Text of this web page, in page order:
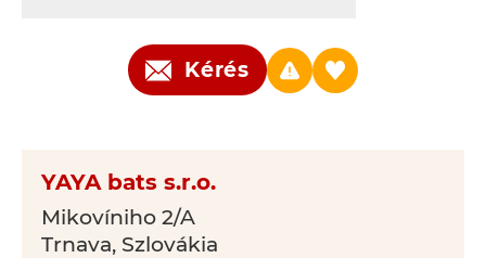
Kérés
YAYA bats s.r.o.
Mikovíniho 2/A
Trnava, Szlovákia